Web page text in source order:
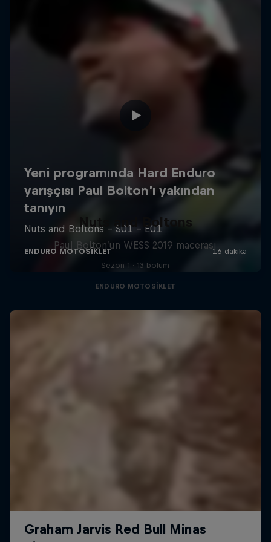
Nuts and Boltons
Paul Bolton’un WESS 2019 macerası
Sezon 1 · 13 bölüm
ENDURO MOTOSIKLET